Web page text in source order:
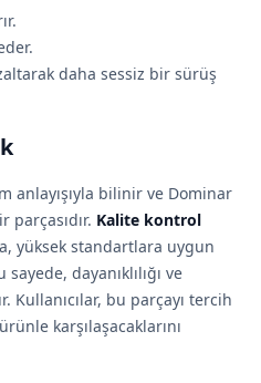
daha sessiz bir sürüş
anlayışıyla bilinir ve Dominar
parçasıdır. Kalite kontrol
yüksek standartlara uygun
dayanıklılığı ve
bu parçayı tercih
karşılaşacaklarını